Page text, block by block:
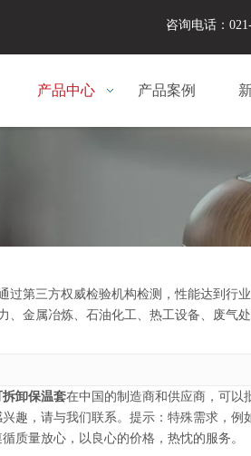
咨询电话：
产品中心 产品案例
第三方权威检验机构检测，性能达到行
金属冶炼、石油化工、热工设备、废气
拆卸保温套在中国的制造商和供应商，可以
兴趣，请与我们联系。提示：特殊需求，
质量放心，以良心的价格，热忱的服务。